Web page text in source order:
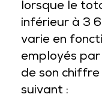
lorsque le
inférieur à 3
varie en
employés
de son
suivant :